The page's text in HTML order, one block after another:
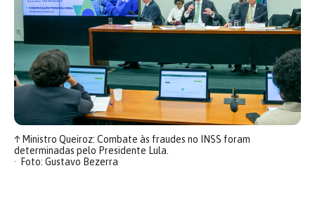
↑Ministro Queiroz: Combate às fraudes no INSS foram
determinadas pelo Presidente Lula.
Foto: Gustavo Bezerra